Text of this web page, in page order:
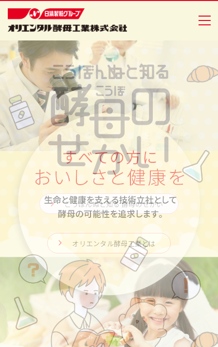
お問い合わせ
English
日清製粉グループ
企業情報
食品事業
バイオ事業
健康食品事業
イースト研究室
ニュースリリース
オリエンタル酵母工業とは
こうぼんぬと知る 酵母のせかい
業務用サイト Food for all
採用情報